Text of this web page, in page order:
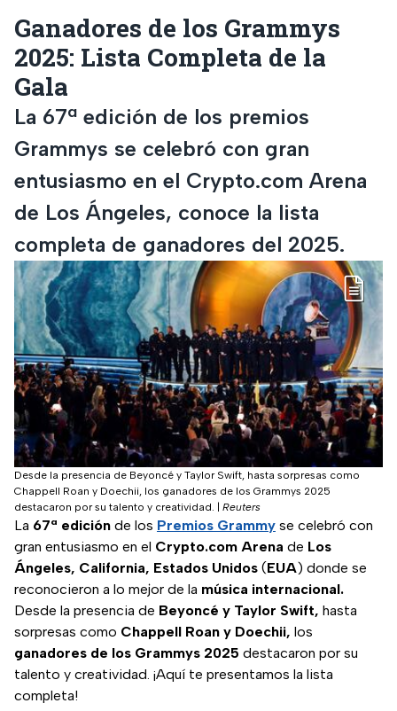
Ganadores de los Grammys
2025: Lista Completa de la
Gala
La 67ª edición de los premios
Grammys se celebró con gran
entusiasmo en el Crypto.com Arena
de Los Ángeles, conoce la lista
completa de ganadores del 2025.
Desde la presencia de Beyoncé y Taylor Swift, hasta sorpresas como
Chappell Roan y Doechii, los ganadores de los Grammys 2025
destacaron por su talento y creatividad.
Reuters
La 67ª edición de los Premios Grammy se celebró con
gran entusiasmo en el Crypto.com Arena de Los
Ángeles, California, Estados Unidos (EUA) donde se
reconocieron a lo mejor de la música internacional.
Desde la presencia de Beyoncé y Taylor Swift, hasta
sorpresas como Chappell Roan y Doechii, los
ganadores de los Grammys 2025 destacaron por su
talento y creatividad. ¡Aquí te presentamos la lista
completa!